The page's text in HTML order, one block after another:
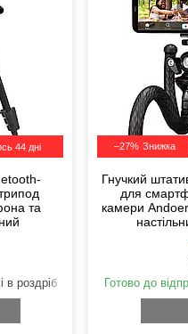
44 дні
та
в роздріб
–27%
Гнучкий
для
камери
Готово до